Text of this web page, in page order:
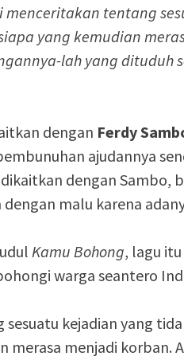
menceritakan tentang
yang kemudian
lah yang dituduh
dengan Ferdy
ajudannya
dengan Sambo,
malu karena
Kamu Bohong, lagu
warga seantero
kejadian yang
merasa menjadi korban.